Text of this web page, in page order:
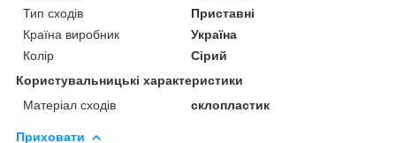
Тип сходів
Приставні
Країна виробник
Україна
Колір
Сірий
Користувальницькі характеристики
Матеріал сходів
склопластик
Приховати